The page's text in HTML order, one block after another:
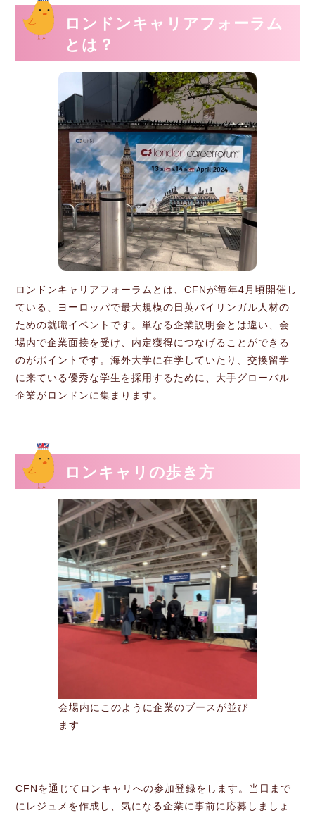
ロンドンキャリアフォーラム
とは？
ロンドンキャリアフォーラムとは、CFNが毎年4月頃開催し
ている、ヨーロッパで最大規模の日英バイリンガル人材の
ための就職イベントです。単なる企業説明会とは違い、会
場内で企業面接を受け、内定獲得につなげることができる
のがポイントです。海外大学に在学していたり、交換留学
に来ている優秀な学生を採用するために、大手グローバル
企業がロンドンに集まります。
ロンキャリの歩き方
会場内にこのように企業のブースが並び
ます
CFNを通じてロンキャリへの参加登録をします。当日まで
にレジュメを作成し、気になる企業に事前に応募しましょ